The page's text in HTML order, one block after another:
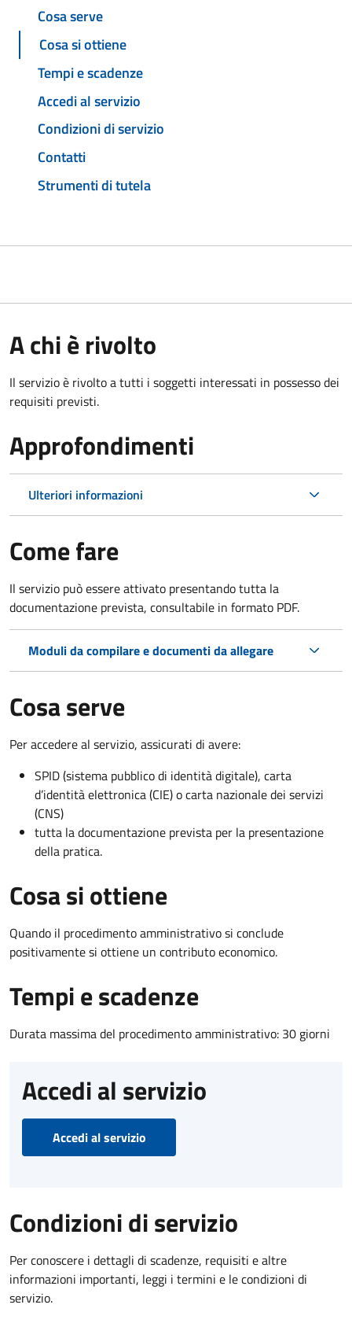
Cosa serve
Cosa si ottiene
Tempi e scadenze
Accedi al servizio
Condizioni di servizio
Contatti
Strumenti di tutela
A chi è rivolto
Il servizio è rivolto a tutti i soggetti interessati in possesso dei
requisiti previsti.
Approfondimenti
Ulteriori informazioni
Come fare
Il servizio può essere attivato presentando tutta la
documentazione prevista, consultabile in formato PDF.
Moduli da compilare e documenti da allegare
Cosa serve
Per accedere al servizio, assicurati di avere:
SPID (sistema pubblico di identità digitale), carta
d’identità elettronica (CIE) o carta nazionale dei servizi
(CNS)
tutta la documentazione prevista per la presentazione
della pratica.
Cosa si ottiene
Quando il procedimento amministrativo si conclude
positivamente si ottiene un contributo economico.
Tempi e scadenze
Durata massima del procedimento amministrativo: 30 giorni
Accedi al servizio
Accedi al servizio
Condizioni di servizio
Per conoscere i dettagli di scadenze, requisiti e altre
informazioni importanti, leggi i termini e le condizioni di
servizio.